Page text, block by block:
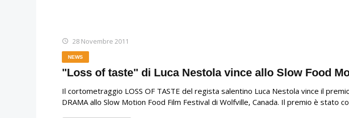
28 Novembre 2011
NEWS
"Loss of taste" di Luca Nestola vince allo Slow Food
Il cortometraggio LOSS OF TASTE del regista salentino Luca Nestola vince il
DRAMA allo Slow Motion Food Film Festival di Wolfville, Canada. Il premio è stato